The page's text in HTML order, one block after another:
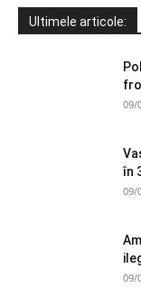
Ultimele articole:
09/
în
09/
09/